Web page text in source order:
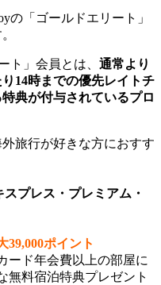
の「ゴールドエリート」
ト」会員とは、 通常より
14時までの優先レイトチ
典が付与されているプロ
旅行が好きな方におすす
プレス・プレミアム・
39,000ポイント
ード年会費以上の部屋に
無料宿泊特典プレゼント